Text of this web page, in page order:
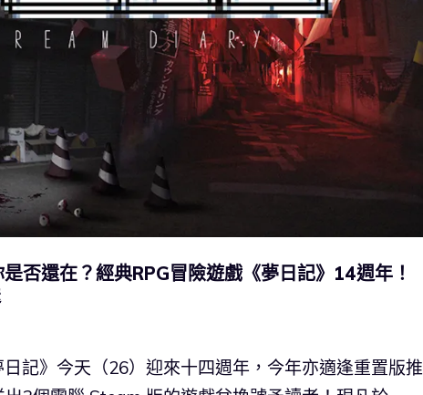
否還在？經典RPG冒險遊戲《夢日記》14週年！
記》今天（26）迎來十四週年，今年亦適逢重置版推